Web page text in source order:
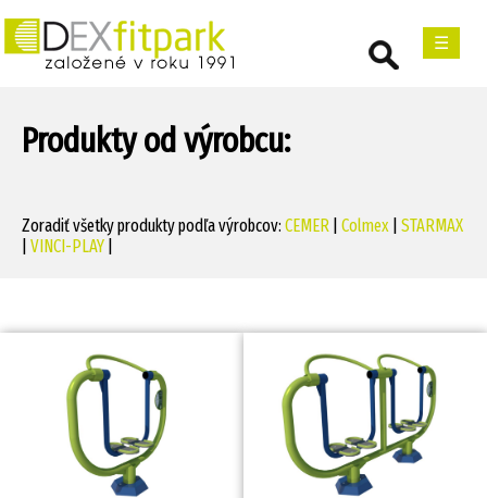
☰
Produkty od výrobcu:
Zoradiť všetky produkty podľa výrobcov: CEMER Colmex STARMAX
VINCI-PLAY